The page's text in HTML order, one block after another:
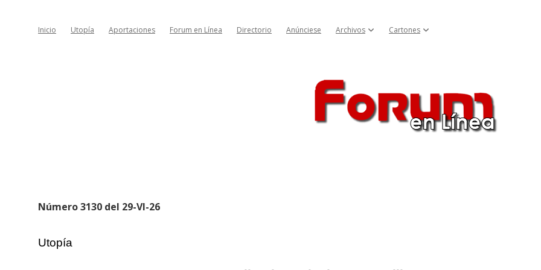
Inicio Utopía Aportaciones Forum en Línea Directorio Anúnciese Archivos Abrir menú cascada
Cartones Abrir menú cascada
Forum
en
Número 3130 del 29-VI-26
Utopía